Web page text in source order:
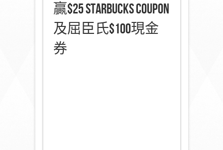
贏$25 Starbucks coupon
及屈臣氏$100現金
券